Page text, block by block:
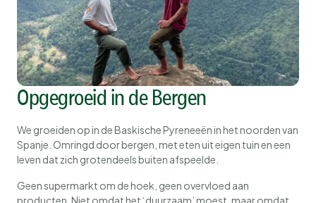
Opgegroeid in de Bergen
We groeiden op in de Baskische Pyreneeën in het noorden van
Spanje. Omringd door bergen, met eten uit eigen tuin en een
leven dat zich grotendeels buiten afspeelde.
Geen supermarkt om de hoek, geen overvloed aan
producten. Niet omdat het ‘duurzaam’ moest, maar omdat